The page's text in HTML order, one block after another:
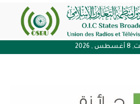
, 2026